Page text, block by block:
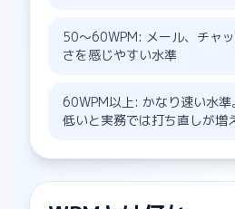
50〜60WPM: メール、チャ
さを感じやすい水準
60WPM以上: かなり速い水
低いと実務では打ち直しが増